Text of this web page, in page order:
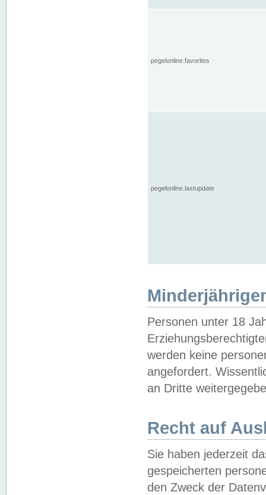
pegelonline.favorites
pegelonline.lastupdate
Personen unter 18
werden keine
angefordert.
an Dritte
Recht auf
Sie haben jederzeit
gespeicherten
den Zweck der